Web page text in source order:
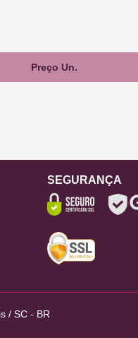
Preço Un.
SEGURANÇA
/ SC - BR